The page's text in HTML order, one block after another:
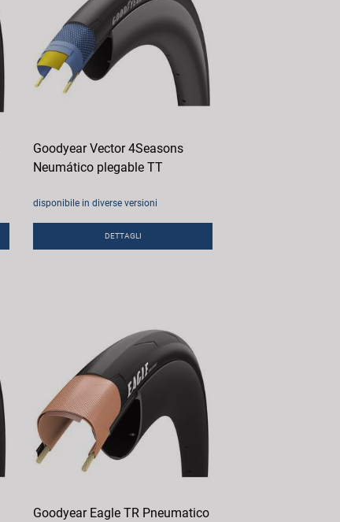
Goodyear Vector 4Seasons
Neumático plegable TT
disponibile in diverse versioni
DETTAGLI
Goodyear Eagle TR Pneumatico